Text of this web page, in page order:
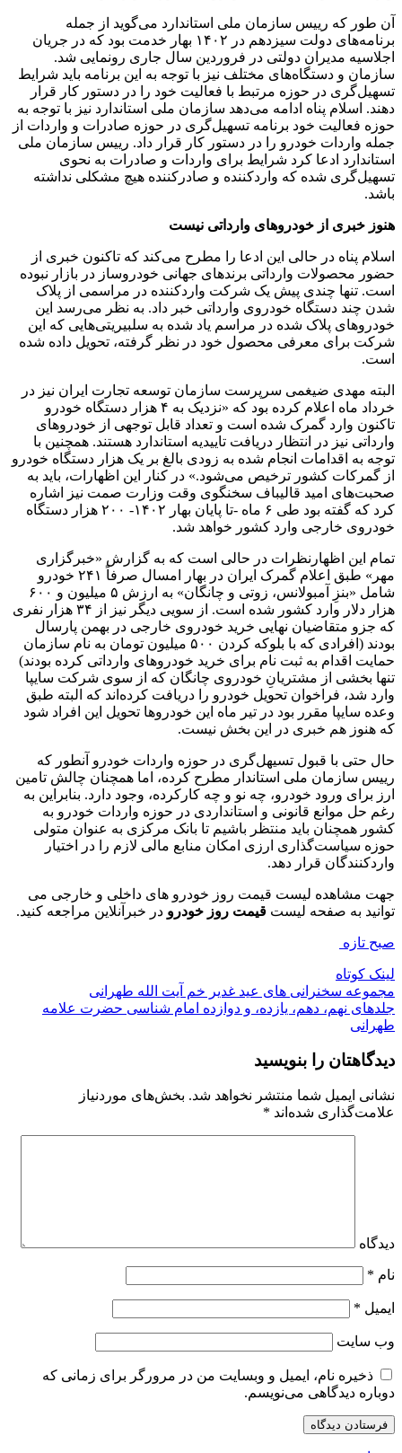
آن طور که رییس سازمان ملی استاندارد می‌گوید از جمله
برنامه‌های دولت سیزدهم در ۱۴۰۲ بهار خدمت بود که در جریان
اجلاسیه مدیران دولتی در فروردین سال جاری رونمایی شد.
سازمان و دستگاه‌های مختلف نیز با توجه به این برنامه باید شرایط
تسهیل‌گری در حوزه مرتبط با فعالیت خود را در دستور کار قرار
دهند. اسلام پناه ادامه می‌دهد سازمان ملی استاندارد نیز با توجه به
حوزه فعالیت خود برنامه تسهیل‌گری در حوزه صادرات و واردات از
جمله واردات خودرو را در دستور کار قرار داد. رییس سازمان ملی
استاندارد ادعا کرد شرایط برای واردات و صادرات به نحوی
تسهیل‌گری شده که واردکننده و صادرکننده هیچ مشکلی نداشته
باشد.
هنوز خبری از خودروهای وارداتی نیست
اسلام پناه در حالی این ادعا را مطرح می‌کند که تاکنون خبری از
حضور محصولات وارداتی برندهای جهانی خودروساز در بازار نبوده
است. تنها چندی پیش یک شرکت واردکننده در مراسمی از پلاک
شدن چند دستگاه خودروی وارداتی خبر داد. به نظر می‌رسد این
خودروهای پلاک شده در مراسم یاد شده به سلبیریتی‌هایی که این
شرکت برای معرفی محصول خود در نظر گرفته، تحویل داده شده
است.
البته مهدی ضیغمی سرپرست سازمان توسعه تجارت ایران نیز در
خرداد ماه اعلام کرده بود که «نزدیک به ۴ هزار دستگاه خودرو
تاکنون وارد گمرک شده است و تعداد قابل توجهی از خودروهای
وارداتی نیز در انتظار دریافت تاییدیه استاندارد هستند. همچنین با
توجه به اقدامات انجام شده به زودی بالغ بر یک هزار دستگاه خودرو
از گمرکات کشور ترخیص می‌شود.» در کنار این اظهارات، باید به
صحبت‌های امید قالیباف سخنگوی وقت وزارت صمت نیز اشاره
کرد که گفته بود طی ۶ ماه -تا پایان بهار ۱۴۰۲- ۲۰۰ هزار دستگاه
خودروی خارجی وارد کشور خواهد شد.
تمام این اظهارنظرات در حالی است که به گزارش «خبرگزاری
مهر» طبق اعلام گمرک ایران در بهار امسال صرفاً ۲۴۱ خودرو
شامل «بنزِ آمبولانس، زوتی و چانگان» به ارزش ۵ میلیون و ۶۰۰
هزار دلار وارد کشور شده است. از سویی دیگر نیز از ۳۴ هزار نفری
که جزو متقاضیان نهایی خرید خودروی خارجی در بهمن پارسال
بودند (افرادی که با بلوکه کردن ۵۰۰ میلیون تومان به نام سازمان
حمایت اقدام به ثبت نام برای خرید خودروهای وارداتی کرده بودند)
تنها بخشی از مشتریانِ خودروی چانگان که از سوی شرکت سایپا
وارد شد، فراخوان تحویل خودرو را دریافت کرده‌اند که البته طبق
وعده سایپا مقرر بود در تیر ماه این خودروها تحویل این افراد شود
که هنوز هم خبری در این بخش نیست.
حال حتی با قبول تسیهل‌گری در حوزه واردات خودرو آنطور که
رییس سازمان ملی استاندار مطرح کرده، اما همچنان چالش تامین
ارز برای ورود خودرو، چه نو و چه کارکرده، وجود دارد. بنابراین به
رغم حل موانع قانونی و استانداردی در حوزه واردات خودرو به
کشور همچنان باید منتظر باشیم تا بانک مرکزی به عنوان متولی
حوزه سیاست‌گذاری ارزی امکان منابع مالی لازم را در اختیار
واردکنندگان قرار دهد.
جهت مشاهده لیست قیمت روز خودرو های داخلی و خارجی می
توانید به صفحه لیست قیمت روز خودرو در خبرآنلاین مراجعه کنید.
صبح تازه
لینک کوتاه
مجموعه سخنرانی های عید غدیر خم آیت الله طهرانی
جلدهای نهم، دهم، یازده، و دوازده امام شناسی حضرت علامه
طهرانی
دیدگاهتان را بنویسید
نشانی ایمیل شما منتشر نخواهد شد. بخش‌های موردنیاز
علامت‌گذاری شده‌اند *
دیدگاه
نام *
ایمیل *
وب‌ سایت
ذخیره نام، ایمیل و وبسایت من در مرورگر برای زمانی که
دوباره دیدگاهی می‌نویسم.